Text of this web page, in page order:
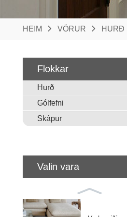
HEIM VÖRUR HURÐ
Flokkar
Hurð
Gólfefni
Skápur
Valin vara